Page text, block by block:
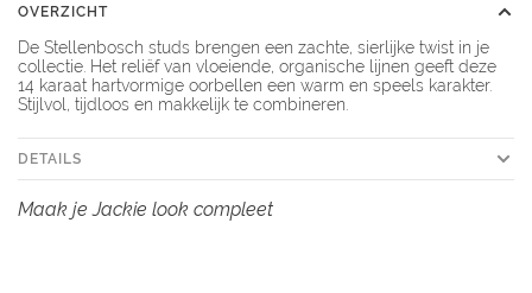
OVERZICHT
De Stellenbosch studs brengen een zachte, sierlijke twist in je
collectie. Het reliëf van vloeiende, organische lijnen geeft deze
14 karaat hartvormige oorbellen een warm en speels karakter.
Stijlvol, tijdloos en makkelijk te combineren.
DETAILS
Maak je Jackie look compleet